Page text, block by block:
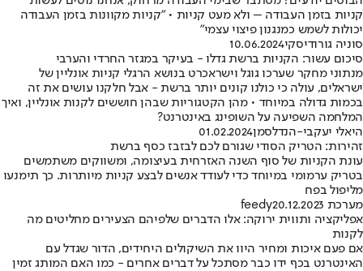
קניות בזמן העבודה – ולא מעט קניות • "קניות מקוונות בזמן העבודה
יכולות לשמש כמנגנון פיצוי עצמי"
סוניה גורודיסקי10.06.2024
סיכום עשור: הקניות ברשת גדלו - בעיקר במגזר החרדי והערבי
מנתוני מחקר שערכו גוגל וישראכרט בנושא הרגלי קניות אונליין של
ישראלים, עולה כי כולנו קונים יותר ברשת - אבל חלקנו עושים את זה
בכמות גדולה במיוחד • מהן הקטגוריות שבהן חוששים לקנות אונליין, ואיך
המלחמה השפיעה על השופינג באינטרנט?
היאלי יעקבי-הנדלסמן01.02.2024
זהירות: הטריק הסודי שגורם לכם לבזבז כסף ברשת
עונת הקניות של סוף השנה האזרחית בעיצומה, ומשווקים משתמשים
בטריק ערמומי במיוחד כדי לעודד אנשים לבצע קניות מיותרות. כך תימנעו
מליפול בפח
מערכת feedy 20.12.2023
אפליקציה ותווית ירוקה: אלו הדברים שלפיהם הצעירים מחליטים מה
לקנות
אם פעם איכות ומחיר היוו את השיקולים היחידים, הדור שגדל עם
האינטרנט בכף ידו כבר מסתכל על דברים אחרים - כמו האם המותג זמין